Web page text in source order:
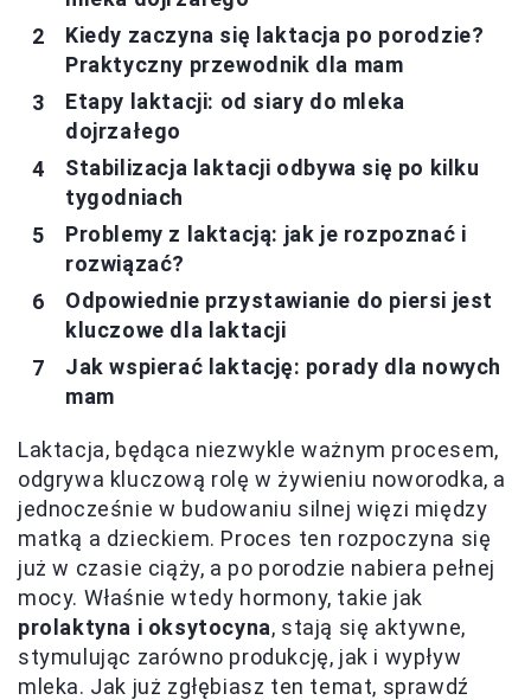
Kiedy zaczyna się laktacja po porodzie?
Praktyczny przewodnik dla mam
Etapy laktacji: od siary do mleka
dojrzałego
Stabilizacja laktacji odbywa się po kilku
tygodniach
Problemy z laktacją: jak je rozpoznać i
rozwiązać?
Odpowiednie przystawianie do piersi jest
kluczowe dla laktacji
Jak wspierać laktację: porady dla nowych
mam
Laktacja, będąca niezwykle ważnym procesem,
odgrywa kluczową rolę w żywieniu noworodka, a
jednocześnie w budowaniu silnej więzi między
matką a dzieckiem. Proces ten rozpoczyna się
już w czasie ciąży, a po porodzie nabiera pełnej
mocy. Właśnie wtedy hormony, takie jak
prolaktyna i oksytocyna, stają się aktywne,
stymulując zarówno produkcję, jak i wypływ
mleka. Jak już zgłębiasz ten temat, sprawdź